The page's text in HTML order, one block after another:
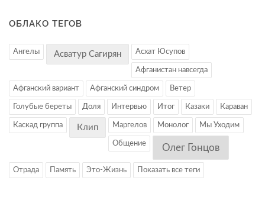
ОБЛАКО ТЕГОВ
Ангелы Асватур Сагирян Асхат Юсупов
Афганистан навсегда
Афганский вариант Афганский синдром Ветер
Голубые береты Доля Интервью Итог Казаки Караван
Каскад группа Клип Маргелов Монолог Мы Уходим
Общение Олег Гонцов
Отрада Память Это-Жизнь Показать все теги